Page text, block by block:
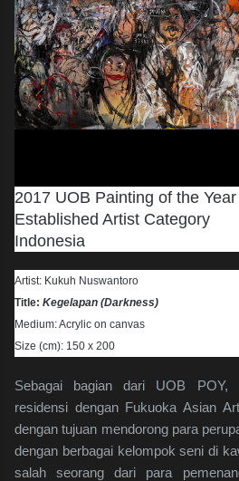
2017 UOB Painting of the Year
Established Artist Category
Indonesia
Artist: Kukuh Nuswantoro
Title: Kegelapan (Darkness)
Medium: Acrylic on canvas
Size (cm): 150 x 200
Sebagai bagian dari UOB POY,
residensi dengan Fukuoka Asian
dengan tujuan mendorong para
dengan berbagai kelompok seni di
salah seorang dari para